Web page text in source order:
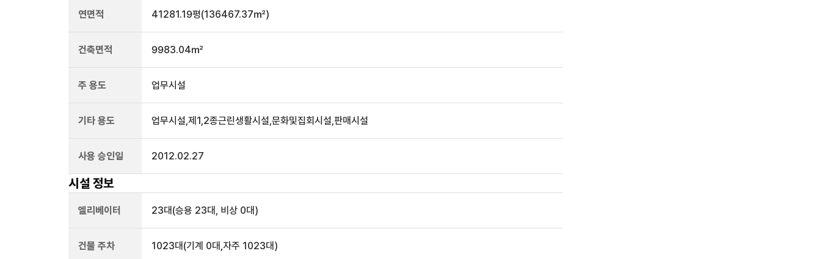
연면적 41281.19평(136467.37㎡)
건축면적 9983.04㎡
주 용도 업무시설
기타 용도 업무시설,제1,2종근린생활시설,문화및집회시설,판매시설
사용 승인일 2012.02.27
시설 정보
엘리베이터 23대 (승용 23대, 비상 0대)
건물 주차 1023대 (기계 0대,자주 1023대)